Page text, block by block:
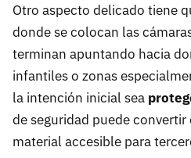
Otro aspecto delicado tiene
donde se colocan las
terminan apuntando hacia
infantiles o zonas
la intención inicial sea
de seguridad puede convertir
material accesible para